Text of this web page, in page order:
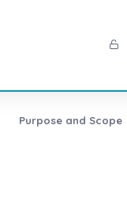
Purpose and Scope